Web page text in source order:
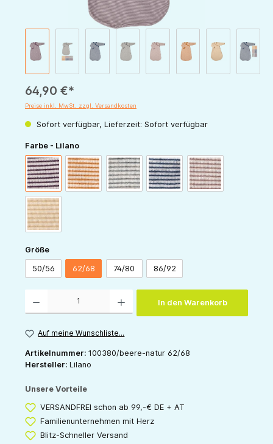
64,90 €*
Preise inkl. MwSt. zzgl. Versandkosten
Sofort verfügbar, Lieferzeit: Sofort verfügbar
Farbe - Lilanoauswählen
beere-naturcurry-naturhellgrau-naturmarine-naturmauve-natur
sand-natur
Größeauswählen
50/56 62/68 74/80 86/92
In den Warenkorb
Auf meine Wunschliste...
Artikelnummer: 100380/beere-natur 62/68
Hersteller: Lilano
Unsere Vorteile
VERSANDFREI schon ab 99,-€ DE + AT
Familienunternehmen mit Herz
Blitz-Schneller Versand